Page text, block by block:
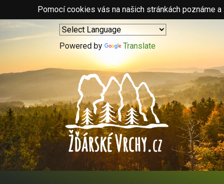
Pomocí cookies vás na našich stránkách poznáme
Powered by Translate